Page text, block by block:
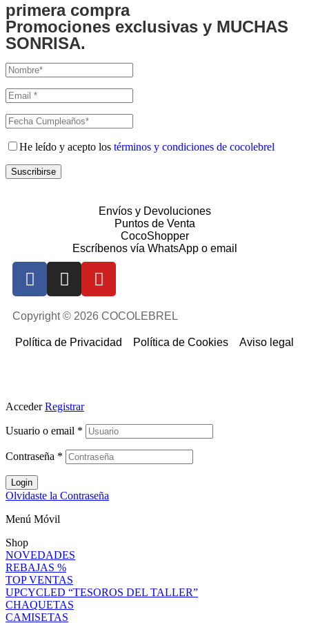
primera compra
Promociones exclusivas y MUCHAS
SONRISA.
He leído y acepto los términos y condiciones de cocolebrel
Suscribirse
Envíos y Devoluciones
Puntos de Venta
CocoShopper
Escríbenos vía WhatsApp o email
Copyright © 2026 COCOLEBREL
Política de Privacidad Política de Cookies Aviso legal
Acceder Registrar
Usuario o email *
Contraseña *
Login
Olvidaste la Contraseña
Menú Móvil
Shop
NOVEDADES
REBAJAS %
TOP VENTAS
UPCYCLED “TESOROS DEL TALLER”
CHAQUETAS
CAMISETAS